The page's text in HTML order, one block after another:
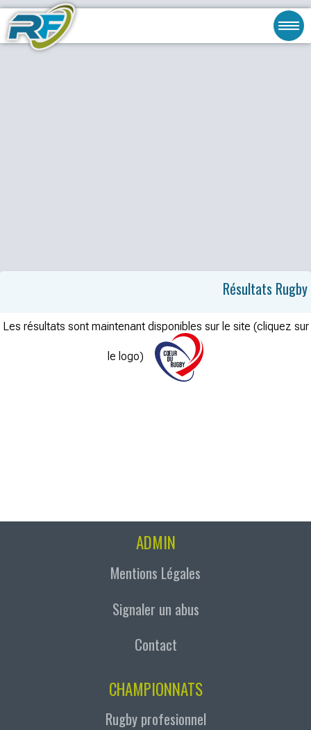
Résultats Rugby
Les résultats sont maintenant disponibles sur le site (cliquez sur
le logo)
ADMIN
Mentions Légales
Signaler un abus
Contact
CHAMPIONNATS
Rugby profesionnel